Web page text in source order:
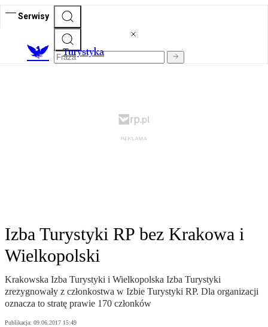
Serwisy
Turystyka
Izba Turystyki RP bez Krakowa i
Wielkopolski
Krakowska Izba Turystyki i Wielkopolska Izba Turystyki
zrezygnowały z członkostwa w Izbie Turystyki RP. Dla organizacji
oznacza to stratę prawie 170 członków
Publikacja: 09.06.2017 15:49